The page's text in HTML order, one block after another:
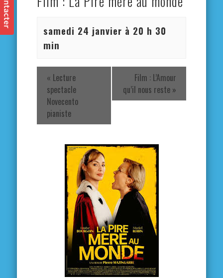
samedi 24 janvier à 20 h 30
min
« Lecture
spectacle
Novecento
pianiste
Film : L’Amour
qu’il nous reste »